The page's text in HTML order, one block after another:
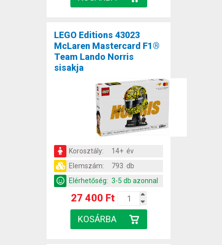
LEGO Editions 43023
McLaren Mastercard F1®
Team Lando Norris
sisakja
Korosztály:
14+ év
Elemszám:
793 db
Elérhetőség: 3-5 db azonnal
27 400 Ft